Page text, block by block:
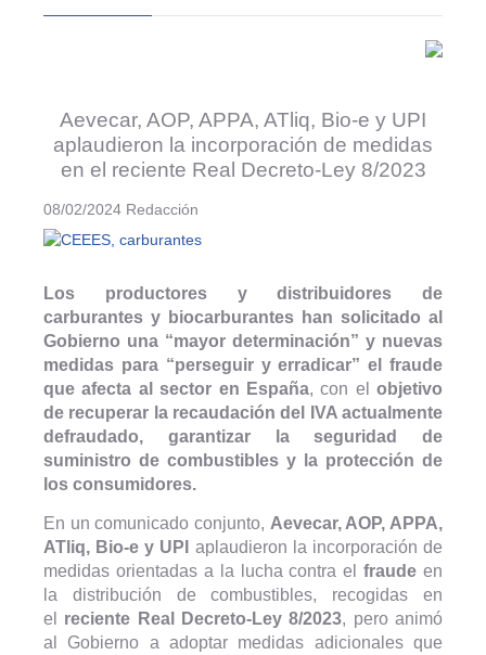
Aevecar, AOP, APPA, ATliq, Bio-e y UPI
aplaudieron la incorporación de medidas
en el reciente Real Decreto-Ley 8/2023
08/02/2024 Redacción
Los productores y distribuidores de
carburantes y biocarburantes han solicitado al
Gobierno una “mayor determinación” y nuevas
medidas para “perseguir y erradicar” el fraude
que afecta al sector en España, con el objetivo
de recuperar la recaudación del IVA actualmente
defraudado, garantizar la seguridad de
suministro de combustibles y la protección de
los consumidores.
En un comunicado conjunto, Aevecar, AOP, APPA,
ATliq, Bio-e y UPI
aplaudieron la incorporación de
medidas orientadas a la lucha contra elfraude en
la distribución de combustibles, recogidas en
el reciente Real Decreto-Ley 8/2023, pero animó
al Gobierno a adoptar medidas adicionales que